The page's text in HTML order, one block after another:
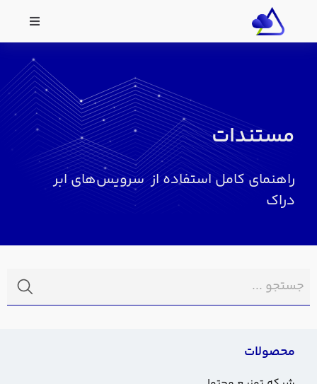
مستندات
راهنمای کامل استفاده از سرویس‌های ابر
دراک
محصولات